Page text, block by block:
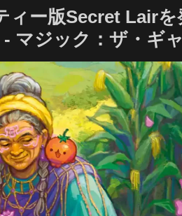
ィー版Secret Lair
- マジック：ザ・ギ